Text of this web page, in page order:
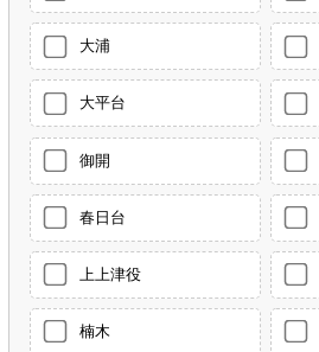
大浦
大平台
御開
春日台
上上津役
楠木